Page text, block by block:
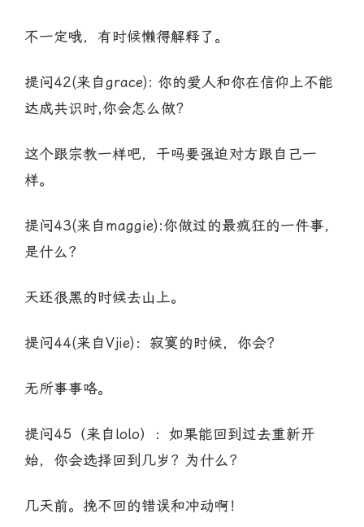
不一定哦，有时候懒得解释了。
提问42(来自grace): 你的爱人和你在信仰上不能
达成共识时,你会怎么做?
这个跟宗教一样吧，干吗要强迫对方跟自己一
样。
提问43(来自maggie):你做过的最疯狂的一件事，
是什么？
天还很黑的时候去山上。
提问44(来自Vjie)：寂寞的时候，你会？
无所事事咯。
提问45（来自lolo）：如果能回到过去重新开
始，你会选择回到几岁？为什么？
几天前。挽不回的错误和冲动啊！